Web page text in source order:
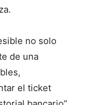
no solo
de una
el ticket